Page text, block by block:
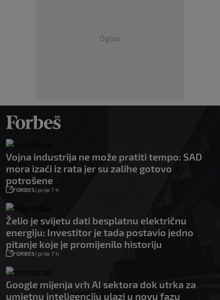
Oglas
Vojna industrija ne može pratiti tempo: SAD
mora izaći iz rata jer su zalihe gotovo
potrošene
FORBES| prije 7 h
Želio je svijetu dati besplatnu električnu
energiju: Investitor je tada postavio jedno
pitanje koje je promijenilo historiju
FORBES| prije 7 h
Google mijenja vrh AI sektora dok utrka za
umjetnu inteligenciju ulazi u novu fazu